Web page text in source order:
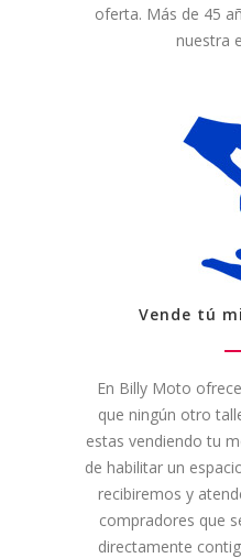
oferta. Más de 45
nuestra
Vende tú
En Billy Moto
que ningún otro
estas vendiendo tu
de habilitar un
recibiremos y
compradores que
directamente